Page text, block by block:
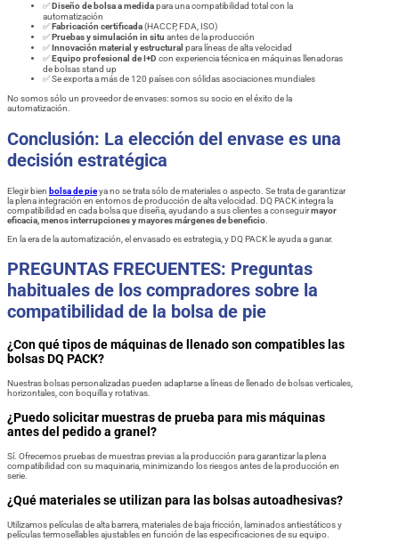
✅ Diseño de bolsa a medidapara una compatibilidad total con la
automatización
✅ Fabricación certificada(HACCP, FDA, ISO)
✅ Pruebas y simulación in situ antes de la producción
✅ Innovación material y estructural para líneas de alta velocidad
✅ Equipo profesional de I+D con experiencia técnica en máquinas llenadoras
de bolsas stand up
✅ Se exporta a más de 120 países con sólidas asociaciones mundiales
No somos sólo un proveedor de envases: somos su socio en el éxito de la
automatización.
Conclusión: La elección del envase es una
decisión estratégica
Elegir bien bolsa de pieya no se trata sólo de materiales o aspecto. Se trata de garantizar
la plena integración en entornos de producción de alta velocidad. DQ PACK integra la
compatibilidad en cada bolsa que diseña, ayudando a sus clientes a conseguirmayor
eficacia, menos interrupciones y mayores márgenes de beneficio
En la era de la automatización, el envasado es estrategia, y DQ PACK le ayuda a ganar.
PREGUNTAS FRECUENTES: Preguntas
habituales de los compradores sobre la
compatibilidad de la bolsa de pie
¿Con qué tipos de máquinas de llenado son compatibles las
bolsas DQ PACK?
Nuestras bolsas personalizadas pueden adaptarse a líneas de llenado de bolsas verticales,
horizontales, con boquilla y rotativas.
¿Puedo solicitar muestras de prueba para mis máquinas
antes del pedido a granel?
Sí. Ofrecemos pruebas de muestras previas a la producción para garantizar la plena
compatibilidad con su maquinaria, minimizando los riesgos antes de la producción en
serie.
¿Qué materiales se utilizan para las bolsas autoadhesivas?
Utilizamos películas de alta barrera, materiales de baja fricción, laminados antiestáticos y
películas termosellables ajustables en función de las especificaciones de su equipo.